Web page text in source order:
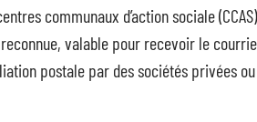
communaux d’action sociale
valable pour recevoir le
postale par des sociétés privées